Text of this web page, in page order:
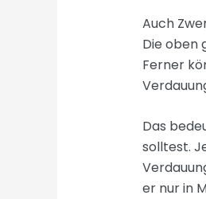
Auch
Die oben
Ferner
Das
solltest.
er nur in